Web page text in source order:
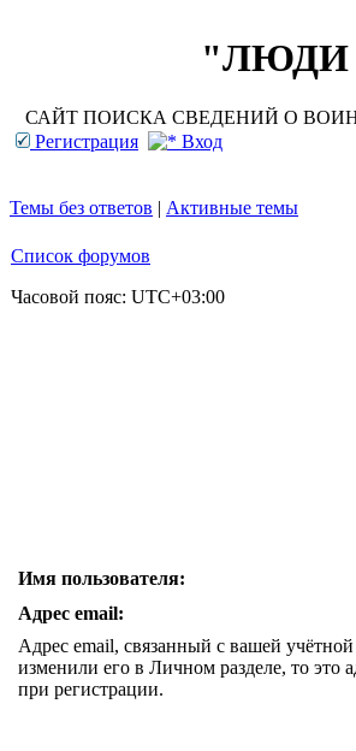
"ЛЮДИ
САЙТ ПОИСКА СВЕДЕНИЙ О
Регистрация
Вход
Темы без ответов | Активные темы
Список форумов
Часовой пояс: UTC+03:00
Имя пользователя:
Адрес email:
Адрес email, связанный с вашей
изменили его в Личном разделе, то это
при регистрации.